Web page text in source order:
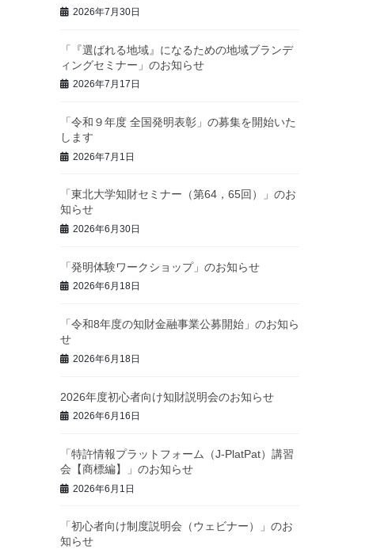
2026年7月30日
「『選ばれる地域』になるための地域ブランデ
ィングセミナー」のお知らせ
2026年7月17日
「令和９年度 全国発明表彰」の募集を開始いた
します
2026年7月1日
「東北大学知財セミナー（第64，65回）」のお
知らせ
2026年6月30日
「発明体験ワークショップ」のお知らせ
2026年6月18日
「令和8年度の知財金融事業公募開始」のお知ら
せ
2026年6月18日
2026年度初心者向け知財説明会のお知らせ
2026年6月16日
「特許情報プラットフォーム（J-PlatPat）講習
会【商標編】」のお知らせ
2026年6月1日
「初心者向け制度説明会（ウェビナー）」のお
知らせ